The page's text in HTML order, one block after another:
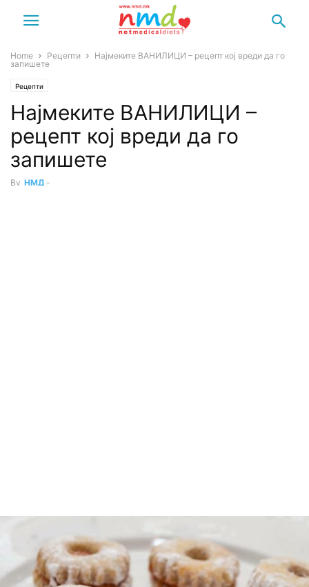
Home Рецепти
Најмеките ВАНИЛИЦИ – рецепт кој вреди да го
запишете
Рецепти
Најмеките ВАНИЛИЦИ –
рецепт кој вреди да го
запишете
By НМД -